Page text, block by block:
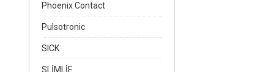
Phoenix Contact
Pulsotronic
SICK
SLİMLİE